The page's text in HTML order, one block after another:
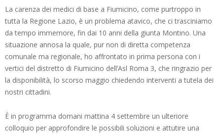
La carenza dei medici di base a Fiumicino, come purtroppo in
tutta la Regione Lazio, è un problema atavico, che ci trasciniamo
da tempo immemore, fin dai 10 anni della giunta Montino. Una
situazione annosa la quale, pur non di diretta competenza
comunale ma regionale, ho affrontato in prima persona con i
vertici del distretto di Fiumicino dell’Asl Roma 3, che ringrazio per
la disponibilità, lo scorso maggio chiedendo interventi a tutela dei
nostri cittadini.
È in programma domani mattina 4 settembre un ulteriore
colloquio per approfondire le possibili soluzioni e attutire una